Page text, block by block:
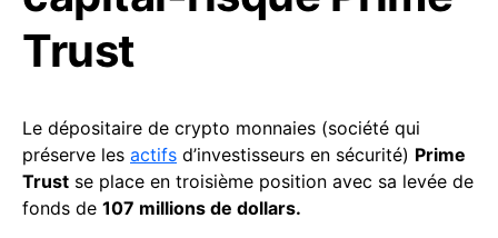
Trust
Le dépositaire de crypto monnaies (société qui
préserve les actifs d’investisseurs en sécurité) Prime
Trust se place en troisième position avec sa levée de
fonds de 107 millions de dollars.